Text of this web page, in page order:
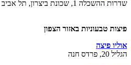
שדרות ההשכלה 1, שכונת ביצרון, תל אביב
פיצות טבעוניות באזור הצפון
אוליו פיצה
הגליל 20, פרדס חנה